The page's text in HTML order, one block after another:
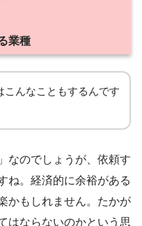
業種
こんなこともするんです
なのでしょうが、依頼す
ね。経済的に余裕がある
かもしれません。たかが
はならないのかという思